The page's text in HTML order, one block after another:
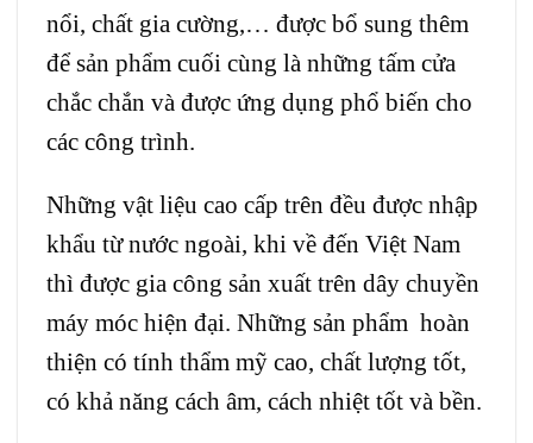
nổi, chất gia cường,… được bổ sung thêm
để sản phẩm cuối cùng là những tấm cửa
chắc chắn và được ứng dụng phổ biến cho
các công trình.
Những vật liệu cao cấp trên đều được nhập
khẩu từ nước ngoài, khi về đến Việt Nam
thì được gia công sản xuất trên dây chuyền
máy móc hiện đại. Những sản phẩm hoàn
thiện có tính thẩm mỹ cao, chất lượng tốt,
có khả năng cách âm, cách nhiệt tốt và bền.